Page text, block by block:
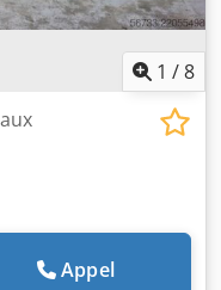
garantie.
1 /8
Appel